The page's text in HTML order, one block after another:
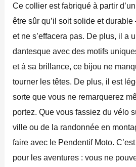
Ce collier est fabriqué à partir
être sûr qu’il soit solide et
et ne s’effacera pas. De plus, il a
dantesque avec des motifs
et à sa brillance, ce bijou ne
tourner les têtes. De plus, il est
sorte que vous ne remarquerez
portez. Que vous fassiez du vélo
ville ou de la randonnée en
faire avec le Pendentif Moto.
pour les aventures : vous ne